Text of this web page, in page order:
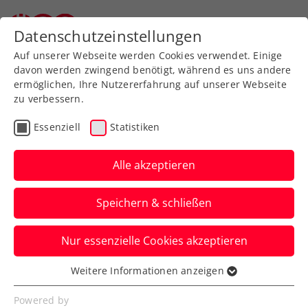
Zurück zur Newsübersicht
Turniere
Erste Bank Open: 78.000
Fans und
Vertragsverlängerung mit
Erste Bank
Das ATP-Turnier in Wien verzeichnet auch
2024 einen Rekord und darf weiter mit
seinem Hauptsponsor planen.
Datenschutzeinstellungen
Auf unserer Webseite werden Cookies verwendet. Einige
davon werden zwingend benötigt, während es uns andere
ermöglichen, Ihre Nutzererfahrung auf unserer Webseite
zu verbessern.
Essenziell Statistiken
Alle akzeptieren
Speichern & schließen
Nur essenzielle Cookies akzeptieren
Essenziell
Essenzielle Cookies werden für grundlegende
Weitere Informationen anzeigen
Powered by